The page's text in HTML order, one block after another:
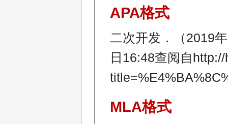
APA格式
二次开发．（2019
日16:48查阅自
MLA格式